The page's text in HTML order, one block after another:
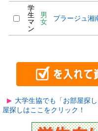
学
生
マ
ン
男
女
プラージュ湘
大学生協でも「お部屋探
屋探しはここをクリック！